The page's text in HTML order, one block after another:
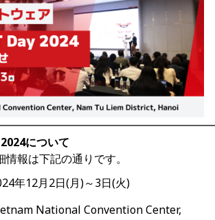
について
報は下記の通りです。
年12月2日(月)～3日(火)
National Convention Center,